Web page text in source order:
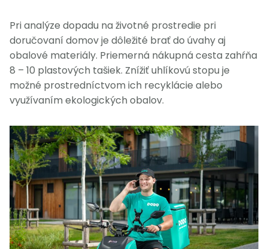
Pri analýze dopadu na životné prostredie pri
doručovaní domov je dôležité brať do úvahy aj
obalové materiály. Priemerná nákupná cesta zahŕňa
8 – 10 plastových tašiek. Znížiť uhlíkovú stopu je
možné prostredníctvom ich recyklácie alebo
využívaním ekologických obalov.